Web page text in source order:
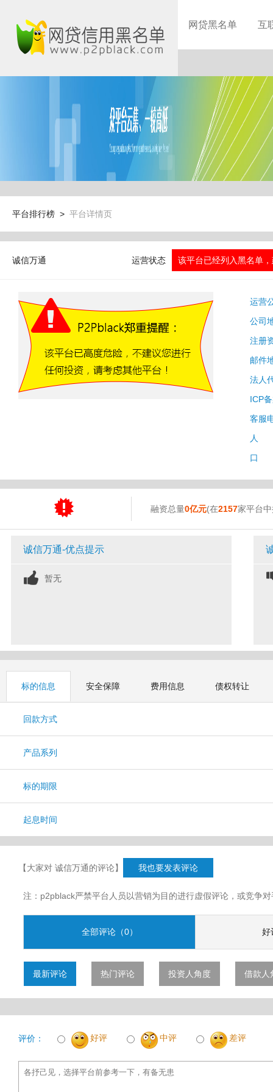
网贷黑名单 互
平台排行榜 > 平台详情页
诚信万通 运营状态 该平台已经列入黑名单
运营
公司
注册
邮件
法人
ICP
客服
人
口
融资总量0亿元(在2157家平台
诚信万通-优点提示
暂无
标的信息 安全保障 费用信息 债权转让
回款方式
产品系列
标的期限
起息时间
【大家对 诚信万通的评论】 我也要发表评论
注：p2pblack严禁平台人员以营销为目的进行虚假评论，或竞争
全部评论（0） 好
最新评论 热门评论 投资人角度 借款人
评价： 好评 中评 差评